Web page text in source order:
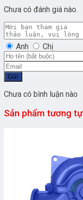
Chưa có đánh giá nào.
Anh Chị
Gửi
Chưa có bình luận nào
Sản phẩm tương tự